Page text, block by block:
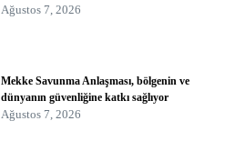
Ağustos 7, 2026
Mekke Savunma Anlaşması, bölgenin ve
dünyanın güvenliğine katkı sağlıyor
Ağustos 7, 2026